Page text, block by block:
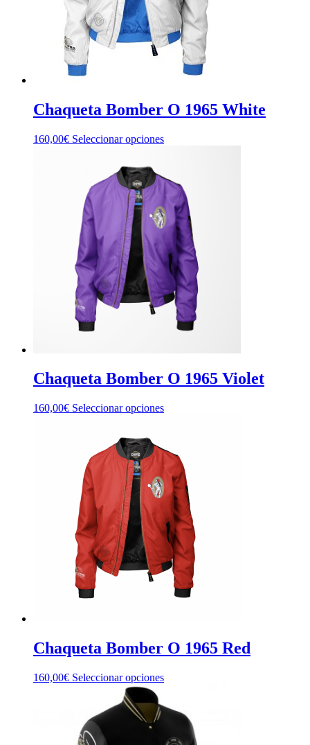
página
de
producto
Chaqueta Bomber O 1965 White
160,00€ Seleccionar opcionesEste
múltiples
variantes.
Las
opciones
se
pueden
elegir
en
la
página
de
producto
Chaqueta Bomber O 1965 Violet
160,00€ Seleccionar opcionesEste
variantes.
Las
opciones
se
pueden
elegir
en
la
página
de
producto
Chaqueta Bomber O 1965 Red
160,00€ Seleccionar opcionesEste
múltiples
variantes.
Las